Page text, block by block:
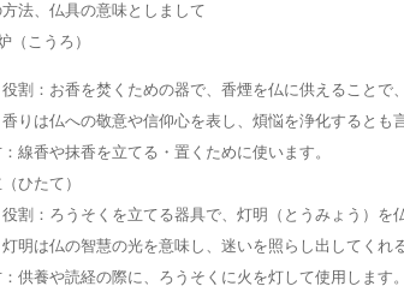
法、仏具の意味としまして
（こうろ）
割：お香を焚くための器で、香煙を仏に供えることで
りは仏への敬意や信仰心を表し、煩悩を浄化するとも
線香や抹香を立てる・置くために使います。
ひたて）
割：ろうそくを立てる器具で、灯明（とうみょう）を
明は仏の智慧の光を意味し、迷いを照らし出してくれ
供養や読経の際に、ろうそくに火を灯して使用します。